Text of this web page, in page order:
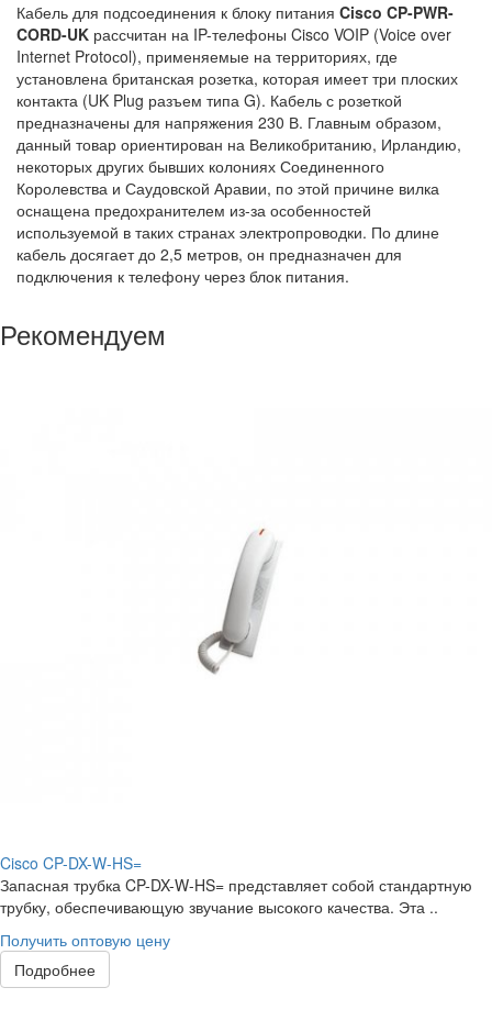
Кабель для подсоединения к блоку питания Cisco CP-PWR-
CORD-UK рассчитан на IP-телефоны Cisco VOIP (Voice over
Internet Protoсol), применяемые на территориях, где
установлена британская розетка, которая имеет три плоских
контакта (UK Plug разъем типа G). Кабель с розеткой
предназначены для напряжения 230 В. Главным образом,
данный товар ориентирован на Великобританию, Ирландию,
некоторых других бывших колониях Соединенного
Королевства и Саудовской Аравии, по этой причине вилка
оснащена предохранителем из-за особенностей
используемой в таких странах электропроводки. По длине
кабель досягает до 2,5 метров, он предназначен для
подключения к телефону через блок питания.
Рекомендуем
Cisco CP-DX-W-HS=
Запасная трубка CP-DX-W-HS= представляет собой стандартную
трубку, обеспечивающую звучание высокого качества. Эта ..
Получить оптовую цену
Подробнее